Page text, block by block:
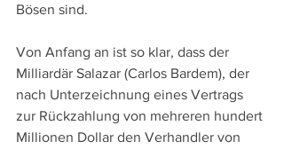
Bösen sind.
Von Anfang an ist so klar, dass der
Milliardär Salazar (Carlos Bardem), der
nach Unterzeichnung eines Vertrags
zur Rückzahlung von mehreren hundert
Millionen Dollar den Verhandler von